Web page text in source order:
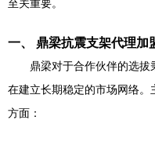
至关重要。
一、 鼎梁抗震支架代理加
鼎梁对于合作伙伴的选拔
在建立长期稳定的市场网络
方面：